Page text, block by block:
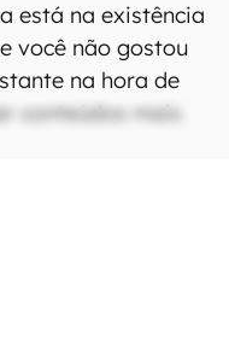
está na existência
você não gostou
na hora de
conteúdos mais